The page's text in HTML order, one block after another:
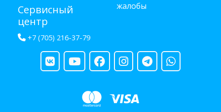
Сервисный
центр
+7 (705) 216-37-79
жалобы